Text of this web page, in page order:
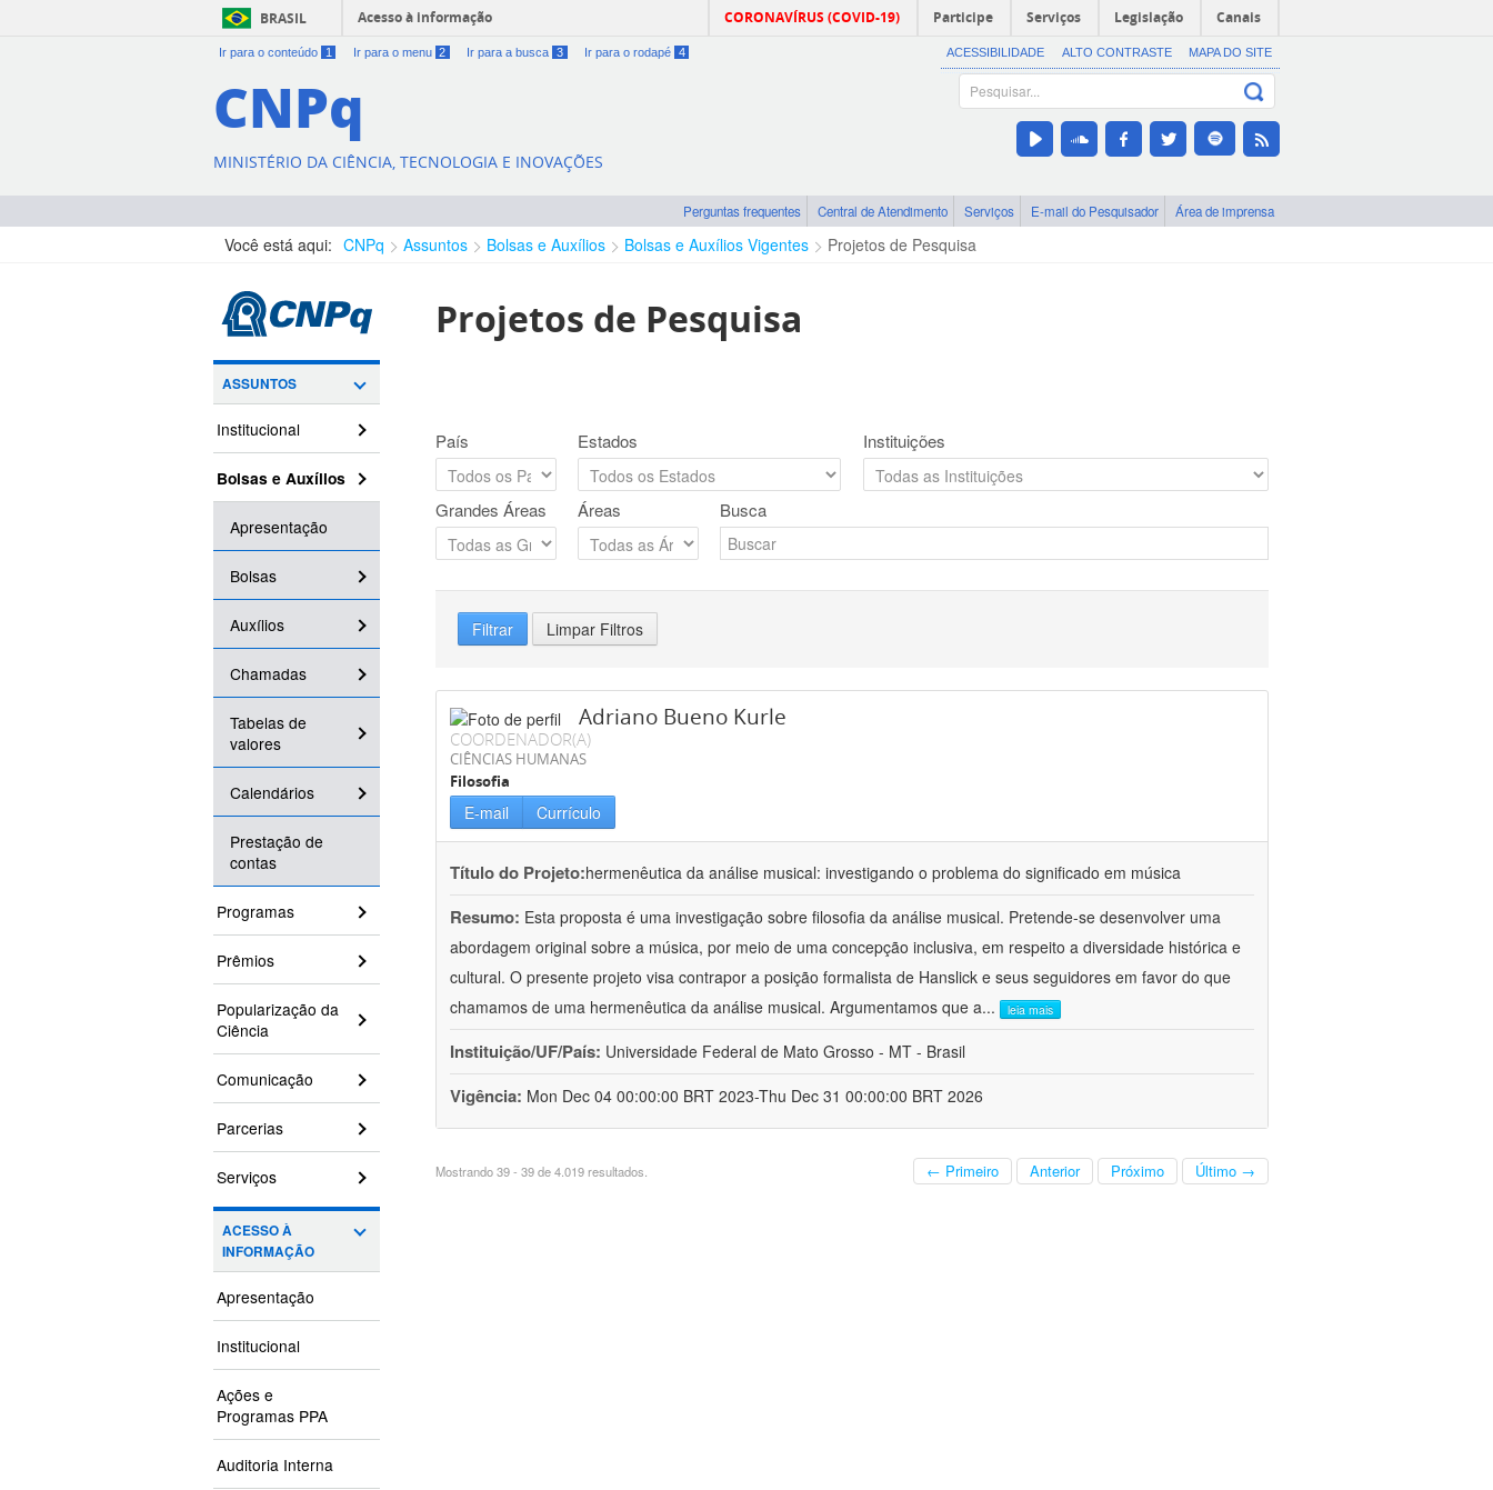
BRASIL Acesso à informação CORONAVÍRUS (COVID-19) Participe Serviços Legislação Canais
Ir para o conteúdo 1 Ir para o menu 2 Ir para a busca 3 Ir para o rodapé 4 ACESSIBILIDADE ALTO CONTRASTE MAPA DO SITE
CNPq
MINISTÉRIO DA CIÊNCIA, TECNOLOGIA E INOVAÇÕES
Perguntas frequentes Central de Atendimento Serviços E-mail do Pesquisador Área de imprensa
Você está aqui: CNPq Assuntos Bolsas e Auxílios Bolsas e Auxílios Vigentes Projetos de Pesquisa
ASSUNTOS
Institucional
Bolsas e Auxílios
Apresentação
Bolsas
Auxílios
Chamadas
Tabelas de
valores
Calendários
Prestação de
contas
Programas
Prêmios
Popularização da
Ciência
Comunicação
Parcerias
Serviços
ACESSO À
INFORMAÇÃO
Apresentação
Institucional
Ações e
Programas PPA
Auditoria Interna
Projetos de Pesquisa
País Estados Instituições
Grandes Áreas Áreas Busca
Filtrar Limpar Filtros
Adriano Bueno Kurle
COORDENADOR(A)
CIÊNCIAS HUMANAS
Filosofia
E-mail Currículo
Título do Projeto:hermenêutica da análise musical: investigando o problema do significado em música
Resumo: Esta proposta é uma investigação sobre filosofia da análise musical. Pretende-se desenvolver uma
abordagem original sobre a música, por meio de uma concepção inclusiva, em respeito a diversidade histórica e
cultural. O presente projeto visa contrapor a posição formalista de Hanslick e seus seguidores em favor do que
chamamos de uma hermenêutica da análise musical. Argumentamos que a... leia mais
Instituição/UF/País: Universidade Federal de Mato Grosso - MT - Brasil
Vigência: Mon Dec 04 00:00:00 BRT 2023-Thu Dec 31 00:00:00 BRT 2026
Mostrando 39 - 39 de 4.019 resultados. ← Primeiro Anterior Próximo Último →